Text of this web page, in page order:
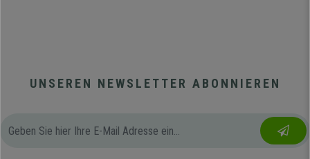
UNSEREN NEWSLETTER ABONNIEREN